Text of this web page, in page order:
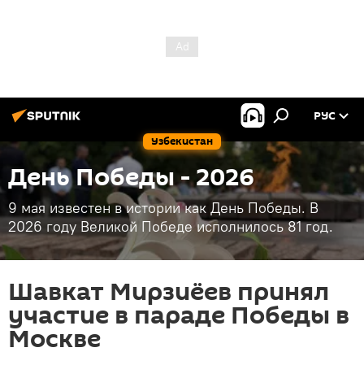
Узбекистан
РУС
День Победы - 2026
9 мая известен в истории как День Победы. В
2026 году Великой Победе исполнилось 81 год.
Шавкат Мирзиёев принял
участие в параде Победы в
Москве